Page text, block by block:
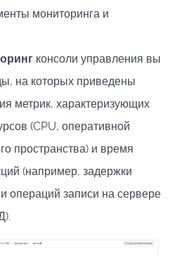
мониторинга и
консоли управления вы
на которых приведены
метрик, характеризующих
(CPU, оперативной
пространства) и время
(например, задержки
операций записи на сервере